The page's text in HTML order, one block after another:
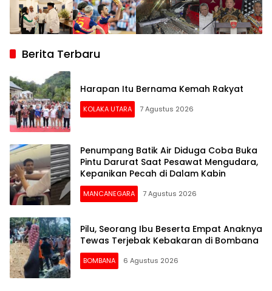
Berita Terbaru
Harapan Itu Bernama Kemah Rakyat
KOLAKA UTARA 7 Agustus 2026
Penumpang Batik Air Diduga Coba Buka
Pintu Darurat Saat Pesawat Mengudara,
Kepanikan Pecah di Dalam Kabin
MANCANEGARA 7 Agustus 2026
Pilu, Seorang Ibu Beserta Empat Anaknya
Tewas Terjebak Kebakaran di Bombana
BOMBANA 6 Agustus 2026
Siaran